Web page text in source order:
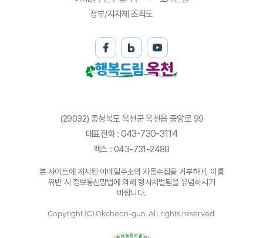
정부/지자체 조직도
(29032) 충청북도 옥천군 옥천읍 중앙로 99
대표전화 : 043-730-3114
팩스 : 043-731-2488
본 사이트에 게시된 이메일주소의 자동수집을 거부하며, 이를
위반 시 정보통신망법에 의해 형사처벌됨을 유념하시기
바랍니다.
Copyright (C) Okcheon-gun. All rights reserved.